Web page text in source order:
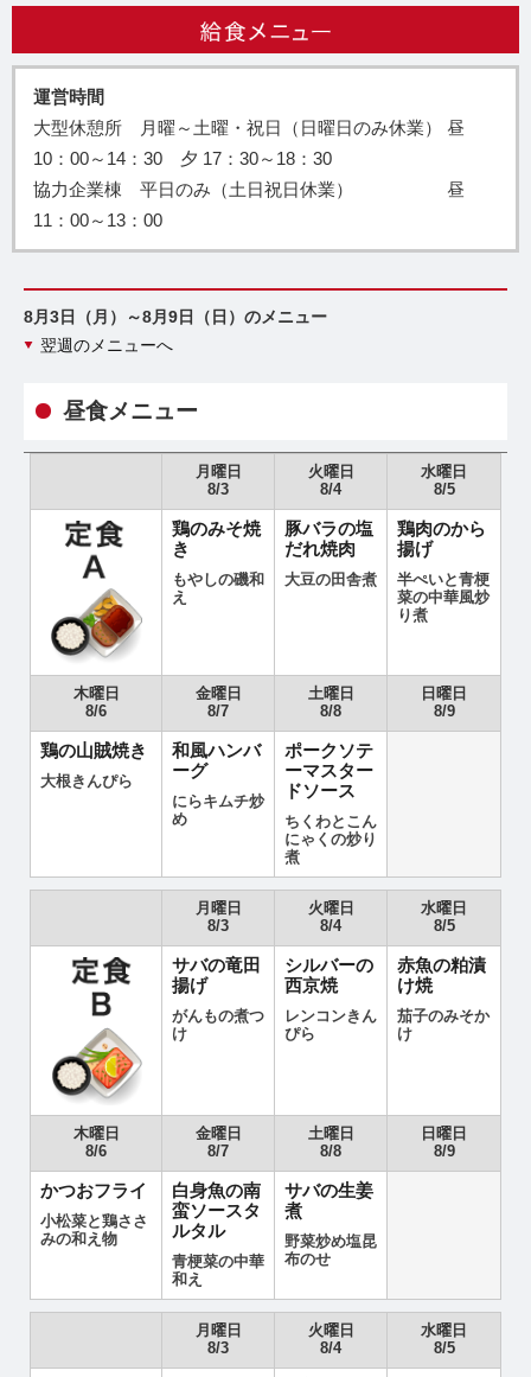
運営時間
大型休憩所 月曜～土曜・祝日（日曜日のみ休業） 昼
10：00～14：30 夕 17：30～18：30
協力企業棟 平日のみ（土日祝日休業） 昼
11：00～13：00
8月3日（月）～8月9日（日）のメニュー
翌週のメニューへ
昼食メニュー
月曜日
8/3
火曜日
8/4
水曜日
8/5
鶏のみそ焼
き
もやしの磯和
え
豚バラの塩
だれ焼肉
大豆の田舎煮
鶏肉のから
揚げ
半ぺいと青梗
菜の中華風炒
り煮
木曜日
8/6
金曜日
8/7
土曜日
8/8
日曜日
8/9
鶏の山賊焼き
大根きんぴら
和風ハンバ
ーグ
にらキムチ炒
め
ポークソテ
ーマスター
ドソース
ちくわとこん
にゃくの炒り
煮
月曜日
8/3
火曜日
8/4
水曜日
8/5
サバの竜田
揚げ
がんもの煮つ
け
シルバーの
西京焼
レンコンきん
ぴら
赤魚の粕漬
け焼
茄子のみそか
け
木曜日
8/6
金曜日
8/7
土曜日
8/8
日曜日
8/9
かつおフライ
小松菜と鶏ささ
みの和え物
白身魚の南
蛮ソースタ
ルタル
青梗菜の中華
和え
サバの生姜
煮
野菜炒め塩昆
布のせ
月曜日
8/3
火曜日
8/4
水曜日
8/5